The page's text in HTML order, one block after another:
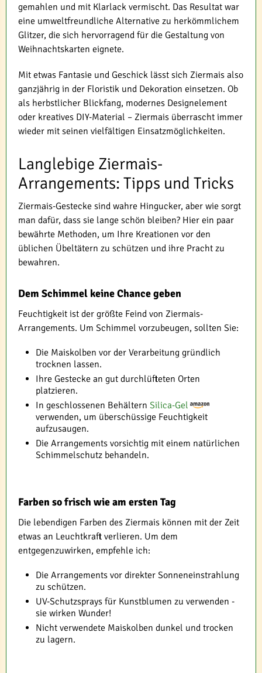
gemahlen und mit Klarlack vermischt. Das Resultat war
eine umweltfreundliche Alternative zu herkömmlichem
Glitzer, die sich hervorragend für die Gestaltung von
Weihnachtskarten eignete.
Mit etwas Fantasie und Geschick lässt sich Ziermais also
ganzjährig in der Floristik und Dekoration einsetzen. Ob
als herbstlicher Blickfang, modernes Designelement
oder kreatives DIY-Material – Ziermais überrascht immer
wieder mit seinen vielfältigen Einsatzmöglichkeiten.
Langlebige Ziermais-
Arrangements: Tipps und Tricks
Ziermais-Gestecke sind wahre Hingucker, aber wie sorgt
man dafür, dass sie lange schön bleiben? Hier ein paar
bewährte Methoden, um Ihre Kreationen vor den
üblichen Übeltätern zu schützen und ihre Pracht zu
bewahren.
Dem Schimmel keine Chance geben
Feuchtigkeit ist der größte Feind von Ziermais-
Arrangements. Um Schimmel vorzubeugen, sollten Sie:
Die Maiskolben vor der Verarbeitung gründlich
trocknen lassen.
Ihre Gestecke an gut durchlüfteten Orten
platzieren.
In geschlossenen Behältern Silica-Gel
verwenden, um überschüssige Feuchtigkeit
aufzusaugen.
Die Arrangements vorsichtig mit einem natürlichen
Schimmelschutz behandeln.
Farben so frisch wie am ersten Tag
Die lebendigen Farben des Ziermais können mit der Zeit
etwas an Leuchtkraft verlieren. Um dem
entgegenzuwirken, empfehle ich:
Die Arrangements vor direkter Sonneneinstrahlung
zu schützen.
UV-Schutzsprays für Kunstblumen zu verwenden -
sie wirken Wunder!
Nicht verwendete Maiskolben dunkel und trocken
zu lagern.